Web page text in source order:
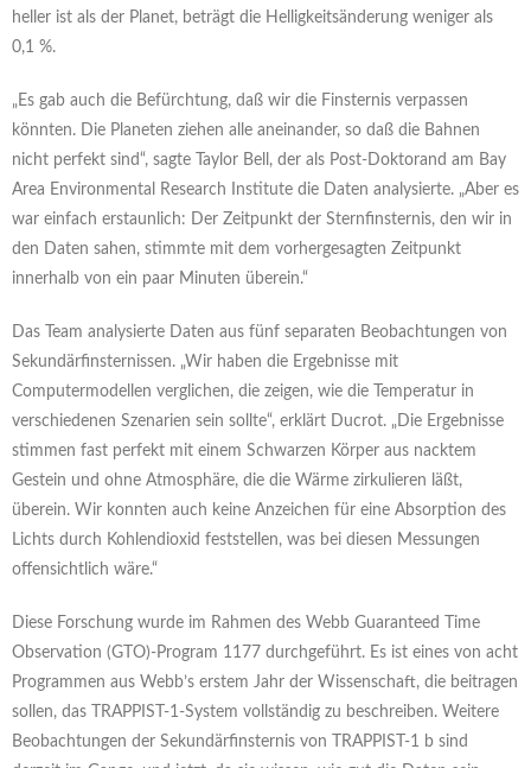
heller ist als der Planet, beträgt die Helligkeitsänderung weniger als
0,1 %.
„Es gab auch die Befürchtung, daß wir die Finsternis verpassen
könnten. Die Planeten ziehen alle aneinander, so daß die Bahnen
nicht perfekt sind“, sagte Taylor Bell, der als Post-Doktorand am Bay
Area Environmental Research Institute die Daten analysierte. „Aber es
war einfach erstaunlich: Der Zeitpunkt der Sternfinsternis, den wir in
den Daten sahen, stimmte mit dem vorhergesagten Zeitpunkt
innerhalb von ein paar Minuten überein.“
Das Team analysierte Daten aus fünf separaten Beobachtungen von
Sekundärfinsternissen. „Wir haben die Ergebnisse mit
Computermodellen verglichen, die zeigen, wie die Temperatur in
verschiedenen Szenarien sein sollte“, erklärt Ducrot. „Die Ergebnisse
stimmen fast perfekt mit einem Schwarzen Körper aus nacktem
Gestein und ohne Atmosphäre, die die Wärme zirkulieren läßt,
überein. Wir konnten auch keine Anzeichen für eine Absorption des
Lichts durch Kohlendioxid feststellen, was bei diesen Messungen
offensichtlich wäre.“
Diese Forschung wurde im Rahmen des Webb Guaranteed Time
Observation (GTO)-Program 1177 durchgeführt. Es ist eines von acht
Programmen aus Webb’s erstem Jahr der Wissenschaft, die beitragen
sollen, das TRAPPIST-1-System vollständig zu beschreiben. Weitere
Beobachtungen der Sekundärfinsternis von TRAPPIST-1 b sind